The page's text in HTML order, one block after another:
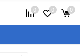
0 0 0